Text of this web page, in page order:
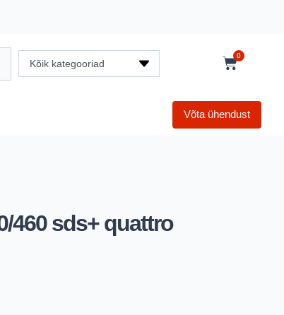
Kõik kategooriad
0
Võta ühendust
460 sds+ quattro